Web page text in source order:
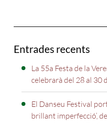
Cercador
Entrades recents
La 55a Festa de la
celebrarà del 28 al 30
El Danseu Festival
brillant imperfecció’,